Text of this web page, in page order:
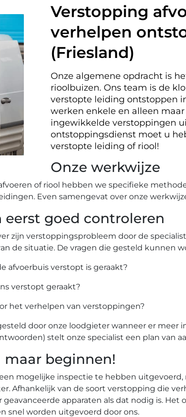
Verstopping
verhelpen
(Friesland)
Onze algemene opdracht is
rioolbuizen. Ons team is de
verstopte leiding ontstoppen
werken enkele en alleen
ingewikkelde verstoppingen
ontstoppingsdienst moet u
verstopte leiding of riool!
Onze werkwijze
of riool hebben we specifieke
Even samengevat over onze
goed controleren
zijn verstoppingsprobleem door de
de situatie. De vragen die gesteld kunnen
afvoerbuis verstopt is geraakt?
verstopt geraakt?
het verhelpen van verstoppingen?
door onze loodgieter wanneer er
stelt onze specialist een plan van
beginnen!
mogelijke inspectie te hebben
Afhankelijk van de soort verstopping die
apparaten als dat nodig is. Het
snel worden uitgevoerd door ons.